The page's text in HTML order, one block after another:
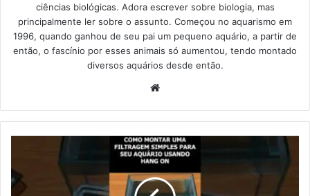
ciências biológicas. Adora escrever sobre biologia, mas
principalmente ler sobre o assunto. Começou no aquarismo em
1996, quando ganhou de seu pai um pequeno aquário, a partir de
então, o fascínio por esses animais só aumentou, tendo montado
diversos aquários desde então.
Website